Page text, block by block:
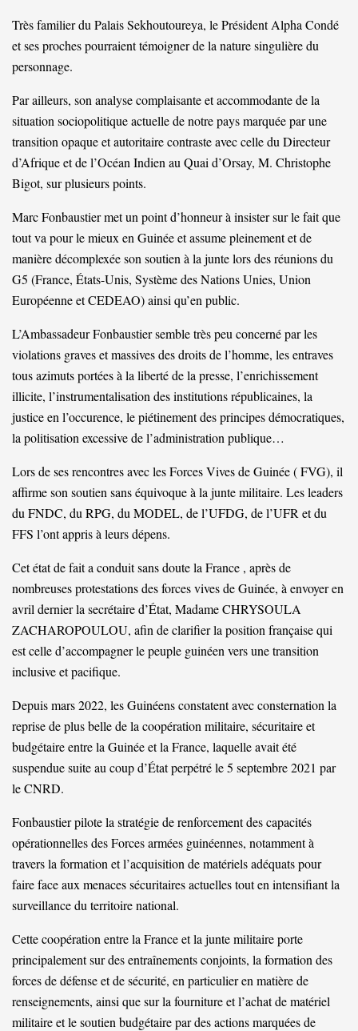
Très familier du Palais Sekhoutoureya, le Président Alpha Condé
et ses proches pourraient témoigner de la nature singulière du
personnage.
Par ailleurs, son analyse complaisante et accommodante de la
situation sociopolitique actuelle de notre pays marquée par une
transition opaque et autoritaire contraste avec celle du Directeur
d’Afrique et de l’Océan Indien au Quai d’Orsay, M. Christophe
Bigot, sur plusieurs points.
Marc Fonbaustier met un point d’honneur à insister sur le fait que
tout va pour le mieux en Guinée et assume pleinement et de
manière décomplexée son soutien à la junte lors des réunions du
G5 (France, États-Unis, Système des Nations Unies, Union
Européenne et CEDEAO) ainsi qu’en public.
L’Ambassadeur Fonbaustier semble très peu concerné par les
violations graves et massives des droits de l’homme, les entraves
tous azimuts portées à la liberté de la presse, l’enrichissement
illicite, l’instrumentalisation des institutions républicaines, la
justice en l’occurence, le piétinement des principes démocratiques,
la politisation excessive de l’administration publique…
Lors de ses rencontres avec les Forces Vives de Guinée ( FVG), il
affirme son soutien sans équivoque à la junte militaire. Les leaders
du FNDC, du RPG, du MODEL, de l’UFDG, de l’UFR et du
FFS l’ont appris à leurs dépens.
Cet état de fait a conduit sans doute la France , après de
nombreuses protestations des forces vives de Guinée, à envoyer en
avril dernier la secrétaire d’État, Madame CHRYSOULA
ZACHAROPOULOU, afin de clarifier la position française qui
est celle d’accompagner le peuple guinéen vers une transition
inclusive et pacifique.
Depuis mars 2022, les Guinéens constatent avec consternation la
reprise de plus belle de la coopération militaire, sécuritaire et
budgétaire entre la Guinée et la France, laquelle avait été
suspendue suite au coup d’État perpétré le 5 septembre 2021 par
le CNRD.
Fonbaustier pilote la stratégie de renforcement des capacités
opérationnelles des Forces armées guinéennes, notamment à
travers la formation et l’acquisition de matériels adéquats pour
faire face aux menaces sécuritaires actuelles tout en intensifiant la
surveillance du territoire national.
Cette coopération entre la France et la junte militaire porte
principalement sur des entraînements conjoints, la formation des
forces de défense et de sécurité, en particulier en matière de
renseignements, ainsi que sur la fourniture et l’achat de matériel
militaire et le soutien budgétaire par des actions marquées de